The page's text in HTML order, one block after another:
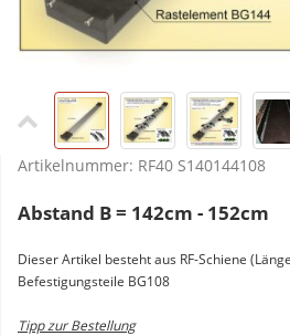
Artikelnummer: RF40 S140144108
Abstand B = 142cm - 152cm
Dieser Artikel besteht aus RF-Schiene
Befestigungsteile BG108
Tipp zur Bestellung